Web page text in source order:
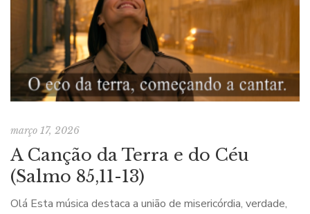
março 17, 2026
A Canção da Terra e do Céu
(Salmo 85,11-13)
Olá Esta música destaca a união de misericórdia, verdade,